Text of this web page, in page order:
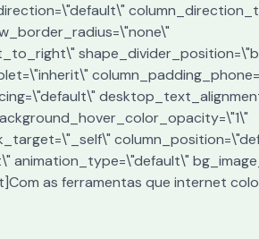
as ferramentas que internet